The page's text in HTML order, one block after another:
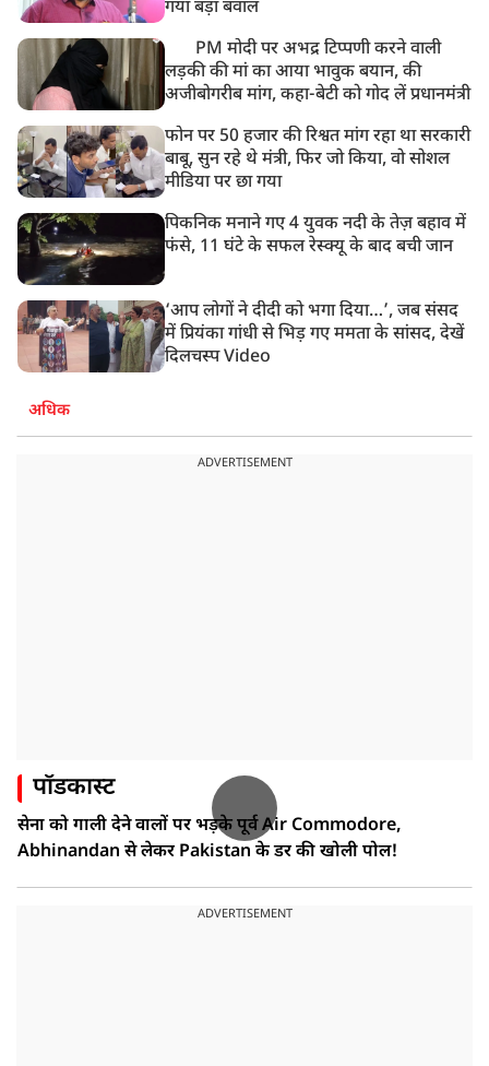
गया बड़ा बवाल
PM मोदी पर अभद्र टिप्पणी करने वाली
लड़की की मां का आया भावुक बयान, की
अजीबोगरीब मांग, कहा-बेटी को गोद लें प्रधानमंत्री
फोन पर 50 हजार की रिश्वत मांग रहा था सरकारी
बाबू, सुन रहे थे मंत्री, फिर जो किया, वो सोशल
मीडिया पर छा गया
पिकनिक मनाने गए 4 युवक नदी के तेज़ बहाव में
फंसे, 11 घंटे के सफल रेस्क्यू के बाद बची जान
‘आप लोगों ने दीदी को भगा दिया…’, जब संसद
में प्रियंका गांधी से भिड़ गए ममता के सांसद, देखें
दिलचस्प Video
अधिक
ADVERTISEMENT
पॉडकास्ट
सेना को गाली देने वालों पर भड़के पूर्व Air Commodore,
Abhinandan से लेकर Pakistan के डर की खोली पोल!
ADVERTISEMENT